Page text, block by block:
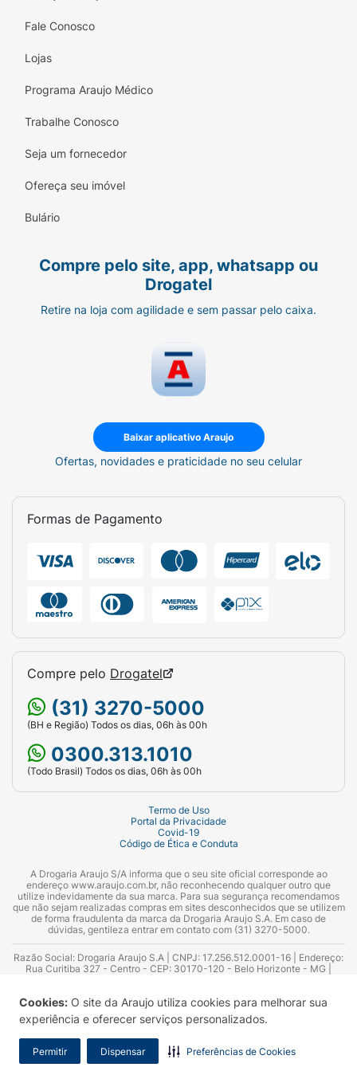
Cookies: O site da Araujo utiliza cookies para melhorar sua
experiência e oferecer serviços personalizados.
Permitir Dispensar Preferências de Cookies
AQUA/WATER/EAU*, GLYCERIN, BUTYLENE
GLYCOL, ETHYLHEXYL PALMITATE,
HYDROXYETHYL ACRYLATE/SODIUM
ACRYLOYLDIMETHYL TAURATE COPOLYMER,
HYALURONATE, SQUALANE, PENTYLENE
GLYCOL, CAPRYLYL GLYCOL, CARNOSINE,
1,2-HEXANEDIOL,
POLYSORBATE 60, PHENOXYETHANOL,
SILICA DIMETHYL SILYLATE, PROPYLENE
GLYCOL, ADENOSINE, NEORUSCOGENIN,
DISODIUM ADENOSINE TRIPHOSPHATE,
HEXYLENE GLYCOL,
LAMINARIA DIGITATA EXTRACT. [ES561]
ADENOSINE
TRIPHOSPHATE/CARNOSINE/MINERAL
SALTS).
Fale Conosco
Lojas
Programa Araujo Médico
Trabalhe Conosco
Seja um fornecedor
Ofereça seu imóvel
Bulário
Compre pelo site, app, whatsapp ou
Drogatel
Retire na loja com agilidade e sem passar pelo caixa.
Baixar aplicativo Araujo
Ofertas, novidades e praticidade no seu celular
Formas de Pagamento
Compre pelo Drogatel
(31) 3270-5000
(BH e Região) Todos os dias, 06h às 00h
0300.313.1010
(Todo Brasil) Todos os dias, 06h às 00h
Termo de Uso
Portal da Privacidade
Covid-19
Código de Ética e Conduta
A Drogaria Araujo S/A informa que o seu site oficial corresponde ao
endereço www.araujo.com.br, não reconhecendo qualquer outro que
utilize indevidamente da sua marca. Para sua segurança recomendamos
que não sejam realizadas compras em sites desconhecidos que se utilizem
de forma fraudulenta da marca da Drogaria Araujo S.A. Em caso de
dúvidas, gentileza entrar em contato com (31) 3270-5000.
Razão Social: Drogaria Araujo S.A | CNPJ: 17.256.512.0001-16 | Endereço:
Rua Curitiba 327 - Centro - CEP: 30170-120 - Belo Horizonte - MG |
Azevedo Guimarães – CRF 10.965 | Yasmin Silva Alvarenga – CRF 52.584 -
Consultor substituto: Thiago Aguiar Pinheiro - CRF Nº 13.748. Alvará
Sanitário: 2025020713 | Autorização de Funcionamento da Empresa (AFE):